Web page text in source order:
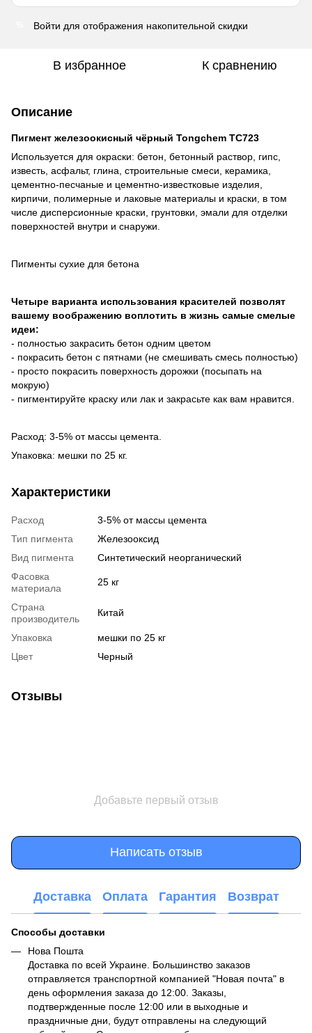
Войти для отображения накопительной скидки
В избранное К сравнению
Описание
Пигмент железоокисный чёрный Tongchem TC723
Используется для окраски: бетон, бетонный раствор, гипс,
известь, асфальт, глина, строительные смеси, керамика,
цементно-песчаные и цементно-известковые изделия,
кирпичи, полимерные и лаковые материалы и краски, в том
числе дисперсионные краски, грунтовки, эмали для отделки
поверхностей внутри и снаружи.
Пигменты сухие для бетона
Четыре варианта использования красителей позволят
вашему воображению воплотить в жизнь самые смелые
идеи:
- полностью закрасить бетон одним цветом
- покрасить бетон с пятнами (не смешивать смесь полностью)
- просто покрасить поверхность дорожки (посыпать на
мокрую)
- пигментируйте краску или лак и закрасьте как вам нравится.
Расход: 3-5% от массы цемента.
Упаковка: мешки по 25 кг.
Характеристики
Расход
3-5% от массы цемента
Тип пигмента
Железооксид
Вид пигмента
Синтетический неорганический
Фасовка
материала
25 кг
Страна
производитель
Китай
Упаковка
мешки по 25 кг
Цвет
Черный
Отзывы
Добавьте первый отзыв
Написать отзыв
Доставка Оплата Гарантия Возврат
Способы доставки
Нова Пошта
Доставка по всей Украине. Большинство заказов
отправляется транспортной компанией "Новая почта" в
день оформления заказа до 12:00. Заказы,
подтвержденные после 12:00 или в выходные и
праздничные дни, будут отправлены на следующий